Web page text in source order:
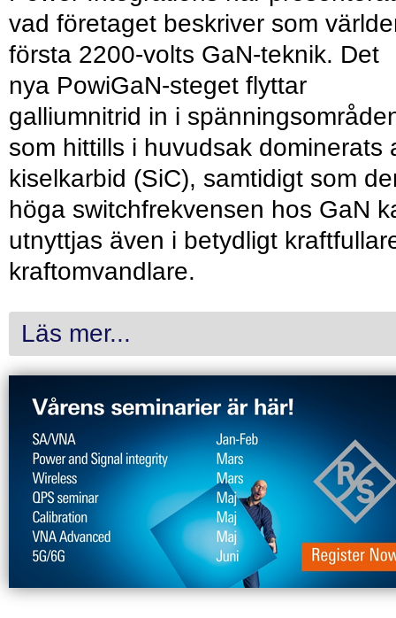
vad företaget beskriver som
första 2200-volts GaN-teknik. Det
nya PowiGaN-steget flyttar
galliumnitrid in i
som hittills i huvudsak dominerats
kiselkarbid (SiC), samtidigt som
höga switchfrekvensen hos GaN
utnyttjas även i betydligt
kraftomvandlare.
Läs mer...